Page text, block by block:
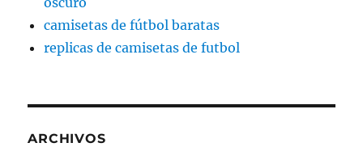
camisetas de fútbol baratas
replicas de camisetas de futbol
ARCHIVOS